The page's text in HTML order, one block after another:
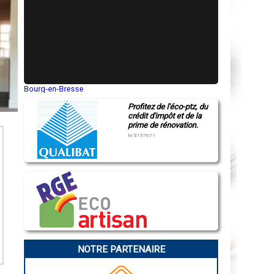
Bourg-en-Bresse
Montluçon
Manosque
Gap
Charleville-Mézières
Pamiers
Narbonne
Rodez
Marseille
Caen
Angoulême
La Rochelle
Brive-la-Gaillarde
Profitez de l'éco-ptz, du
crédit d'impôt et de la
prime de rénovation.
N°E157671
NOTRE PARTENAIRE